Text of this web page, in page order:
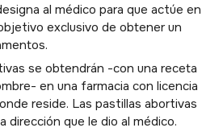
al médico para que actúe en
exclusivo de obtener un
se obtendrán -con una receta
en una farmacia con licencia
reside. Las pastillas abortivas
dirección que le dio al médico.